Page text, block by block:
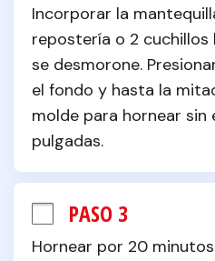
Incorporar la
repostería o 2 cuchillos
se desmorone.
el fondo y hasta la
molde para hornear sin
pulgadas.
PASO 3
Hornear por 20